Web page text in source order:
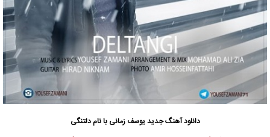
دانلود آهنگ جدیدیوسف زمانی با نام دلتنگی